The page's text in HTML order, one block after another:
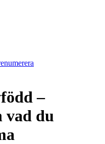
–
vad du